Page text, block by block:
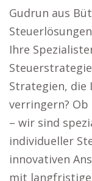
Gudrun aus
Ihre
Strategien, die
verringern?
– wir sind
individueller
innovativen
mit